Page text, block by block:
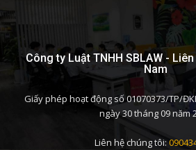
Công ty Luật TNHH SBLAW -
Nam
Giấy phép hoạt động số 01070373/TP/
ngày 30 tháng 09 năm
Liên hệ chúng tôi: